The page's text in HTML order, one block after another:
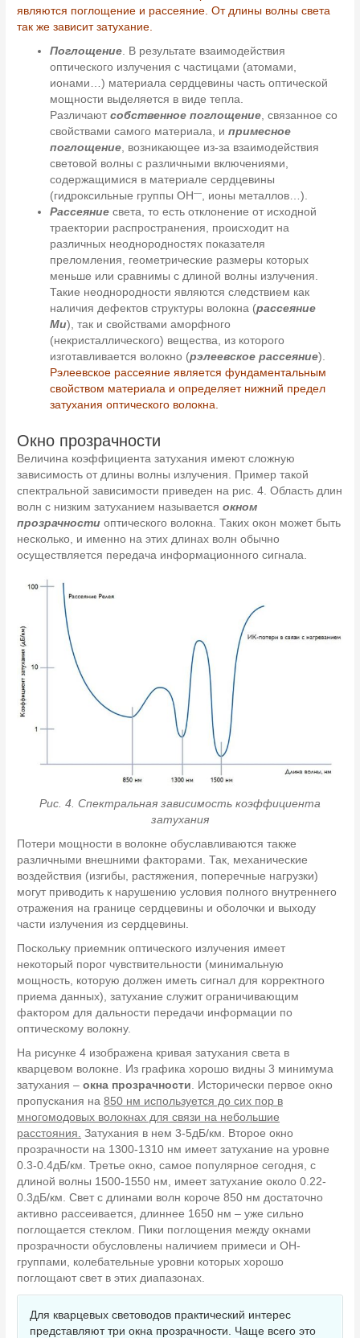
являются поглощение и рассеяние. От длины волны света
так же зависит затухание.
Поглощение. В результате взаимодействия
оптического излучения с частицами (атомами,
ионами…) материала сердцевины часть оптической
мощности выделяется в виде тепла.
Различаютсобственное поглощение, связанное со
свойствами самого материала, ипримесное
поглощение, возникающее из-за взаимодействия
световой волны с различными включениями,
содержащимися в материале сердцевины
(гидроксильные группы OH—, ионы металлов…).
Рассеяние света, то есть отклонение от исходной
траектории распространения, происходит на
различных неоднородностях показателя
преломления, геометрические размеры которых
меньше или сравнимы с длиной волны излучения.
Такие неоднородности являются следствием как
наличия дефектов структуры волокна (рассеяние
Ми), так и свойствами аморфного
(некристаллического) вещества, из которого
изготавливается волокно (рэлеевское рассеяние).
Рэлеевское рассеяние является фундаментальным
свойством материала и определяет нижний предел
затухания оптического волокна.
Окно прозрачности
Величина коэффициента затухания имеют сложную
зависимость от длины волны излучения. Пример такой
спектральной зависимости приведен на рис. 4. Область длин
волн с низким затуханием называетсяокном
прозрачности оптического волокна. Таких окон может быть
несколько, и именно на этих длинах волн обычно
осуществляется передача информационного сигнала.
Рис. 4. Спектральная зависимость коэффициента
затухания
Потери мощности в волокне обуславливаются также
различными внешними факторами. Так, механические
воздействия (изгибы, растяжения, поперечные нагрузки)
могут приводить к нарушению условия полного внутреннего
отражения на границе сердцевины и оболочки и выходу
части излучения из сердцевины.
Поскольку приемник оптического излучения имеет
некоторый порог чувствительности (минимальную
мощность, которую должен иметь сигнал для корректного
приема данных), затухание служит ограничивающим
фактором для дальности передачи информации по
оптическому волокну.
На рисунке 4 изображена кривая затухания света в
кварцевом волокне. Из графика хорошо видны 3 минимума
затухания –окна прозрачности. Исторически первое окно
пропускания на850 нм используется до сих пор в
многомодовых волокнах для связи на небольшие
расстояния. Затухания в нем 3-5дБ/км. Второе окно
прозрачности на 1300-1310 нм имеет затухание на уровне
0.3-0.4дБ/км. Третье окно, самое популярное сегодня, с
длиной волны 1500-1550 нм, имеет затухание около 0.22-
0.3дБ/км. Свет с длинами волн короче 850 нм достаточно
активно рассеивается, длиннее 1650 нм – уже сильно
поглощается стеклом. Пики поглощения между окнами
прозрачности обусловлены наличием примеси и OH-
группами, колебательные уровни которых хорошо
поглощают свет в этих диапазонах.
Для кварцевых световодов практический интерес
представляют три окна прозрачности. Чаще всего это